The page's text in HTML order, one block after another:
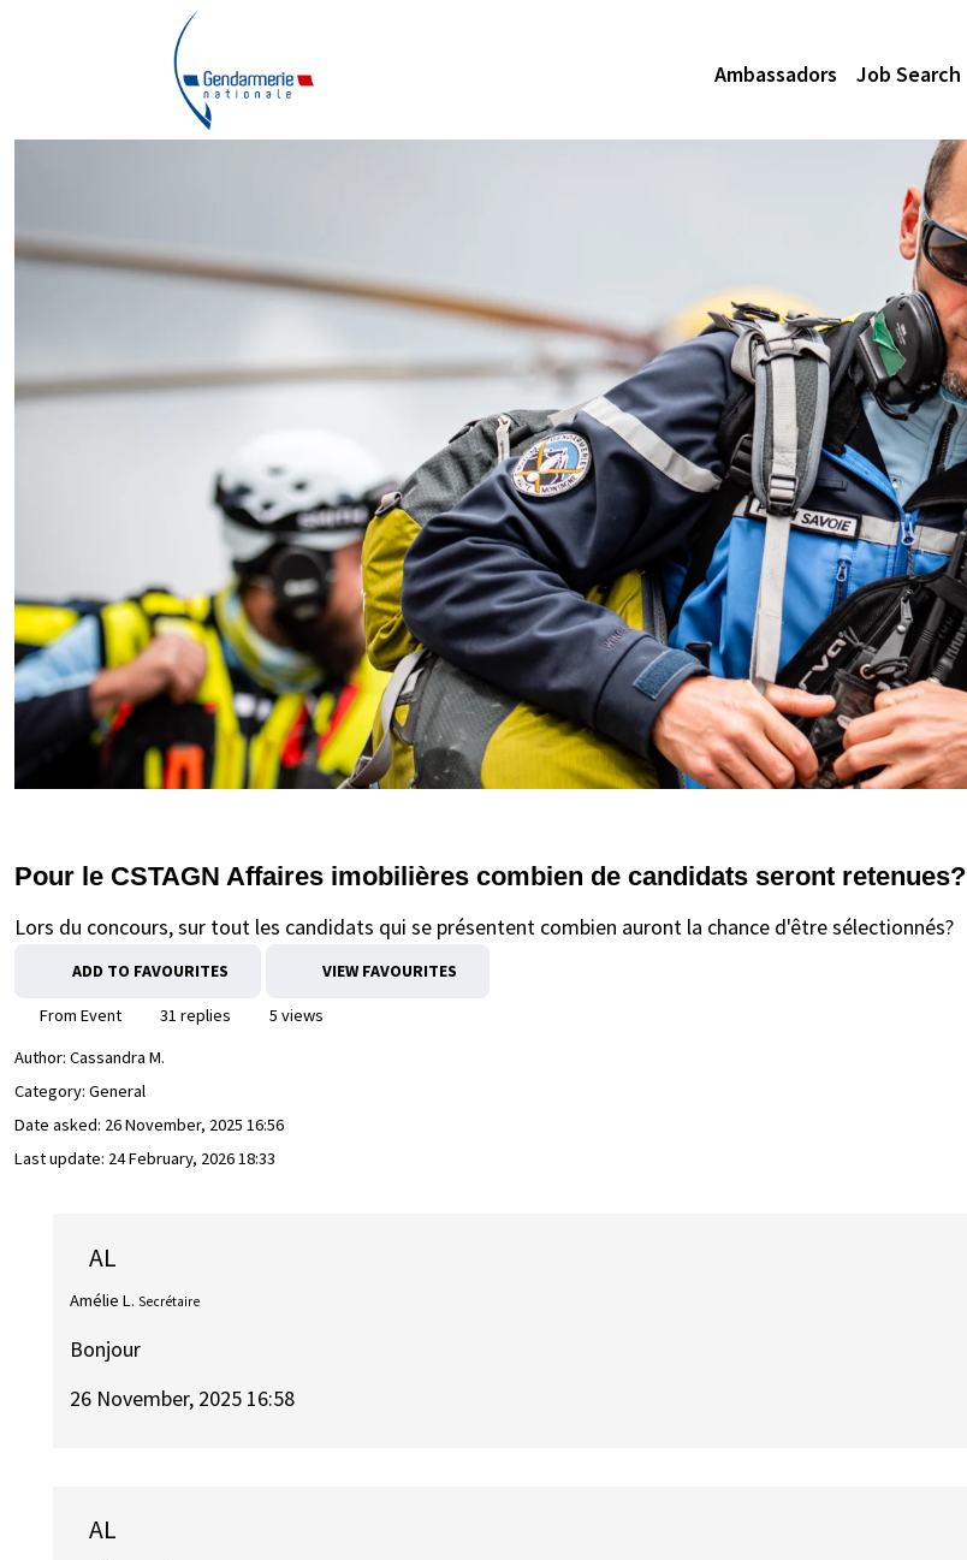
Ambassadors Job Search
Pour le CSTAGN Affaires imobilières combien de candidats seront retenues?
Lors du concours, sur tout les candidats qui se présentent combien auront la chance d'être sélectionnés?
ADD TO FAVOURITES VIEW FAVOURITES
From Event 31 replies
5 views
Author: Cassandra M.
Category: General
Date asked: 26 November, 2025 16:56
Last update: 24 February, 2026 18:33
AL
Amélie L. Secrétaire
Bonjour
26 November, 2025 16:58
AL